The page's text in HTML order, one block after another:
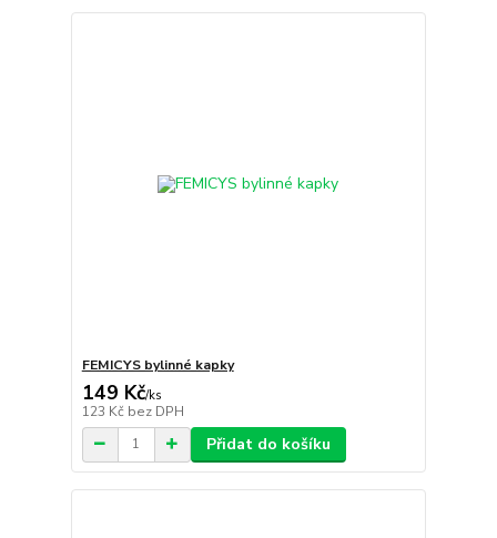
FEMICYS bylinné kapky
149 Kč/ks
123 Kč bez DPH
Přidat do košíku